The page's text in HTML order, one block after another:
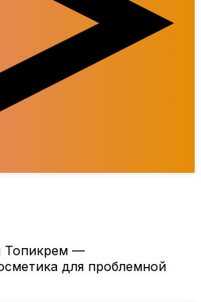
Топикрем —
для проблемной